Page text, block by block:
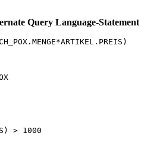
Query Language-Statement
> 1000